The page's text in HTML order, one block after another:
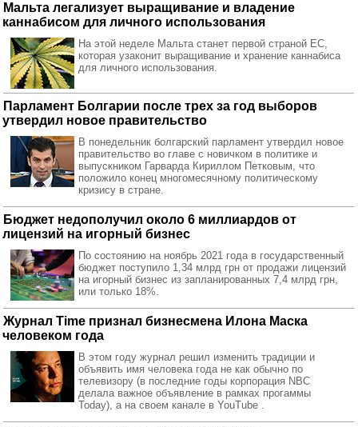
Мальта легализует выращивание и владение
каннабисом для личного использования
На этой неделе Мальта станет первой страной ЕС,
которая узаконит выращивание и хранение каннабиса
для личного использования.
Парламент Болгарии после трех за год выборов
утвердил новое правительство
В понедельник болгарский парламент утвердил новое
правительство во главе с новичком в политике и
выпускником Гарварда Кириллом Петковым, что
положило конец многомесячному политическому
кризису в стране.
Бюджет недополучил около 6 миллиардов от
лицензий на игорный бизнес
По состоянию на ноябрь 2021 года в государственный
бюджет поступило 1,34 млрд грн от продажи лицензий
на игорный бизнес из запланированных 7,4 млрд грн,
или только 18%.
Журнал Time признал бизнесмена Илона Маска
человеком года
В этом году журнал решил изменить традиции и
объявить имя человека года не как обычно по
телевизору (в последние годы корпорация NBC
делала важное объявление в рамках прогаммы
Today), а на своем канале в YouTube .